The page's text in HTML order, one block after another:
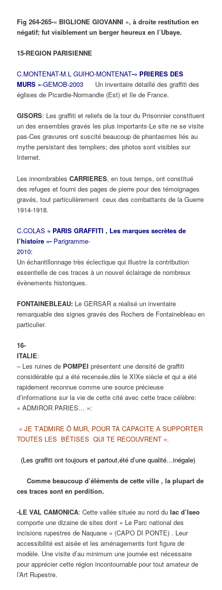
Fig 264-265-« BIGLIONE GIOVANNI », à droite restitution en
négatif; fut visiblement un berger heureux en l’Ubaye.
15-REGION PARISIENNE
C.MONTENAT-M.L GUIHO-MONTENAT-« PRIERES DES
MURS »-GEMOB-2003
Un inventaire détaillé des graffiti des
églises de Picardie-Normandie (Est) et Ile de France.
GISORS: Les graffiti et reliefs de la tour du Prisonnier constituent
un des ensembles gravés les plus importants-Le site ne se visite
pas-Ces gravures ont suscité beaucoup de phantasmes liés au
mythe persistant des templiers; des photos sont visibles sur
Internet.
Les innombrablesCARRIERES, en tous temps, ont constitué
des refuges et fourni des pages de pierre pour des témoignages
gravés, tout particulièrement ceux des combattants de la Guerre
1914-1918.
C.COLAS « PARIS GRAFFITI , Les marques secrètes de
l’histoire »- Parigramme-
2010:
Un échantillonnage très éclectique qui illustre la contribution
essentielle de ces traces à un nouvel éclairage de nombreux
évènements historiques.
FONTAINEBLEAU: Le GERSAR a réalisé un inventaire
remarquable des signes gravés des Rochers de Fontainebleau en
particulier.
16-
ITALIE
– Les ruines de POMPEI présentent une densité de graffiti
considérable qui a été recensée,dès le XIXe siècle et qui a été
rapidement reconnue comme une source précieuse
d’informations sur la vie de cette cité avec cette trace célèbre:
« ADMIROR PARIES… »:
« JE T’ADMIRE Ô MUR, POUR TA CAPACITE A SUPPORTER
TOUTES LES BÊTISES QUI TE RECOUVRENT ».
(Les graffiti ont toujours et partout,été d’une qualité…inégale)
Comme beaucoup d’éléments de cette ville , la plupart de
ces traces sont en perdition.
-LE VAL CAMONICA: Cette vallée située au nord du lac d’Iseo
comporte une dizaine de sites dont « Le Parc national des
incisions rupestres de Naquane « (CAPO DI PONTE) . Leur
accessibilité est aisée et les aménagements font figure de
modèle. Une visite d’au minimum une journée est nécessaire
pour apprécier cette région incontournable pour tout amateur de
l’Art Rupestre.